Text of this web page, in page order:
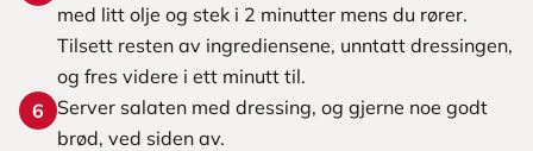
med litt olje og stek i 2 minutter mens du rører.
Tilsett resten av ingrediensene, unntatt dressingen,
og fres videre i ett minutt til.
6
Server salaten med dressing, og gjerne noe godt
brød, ved siden av.